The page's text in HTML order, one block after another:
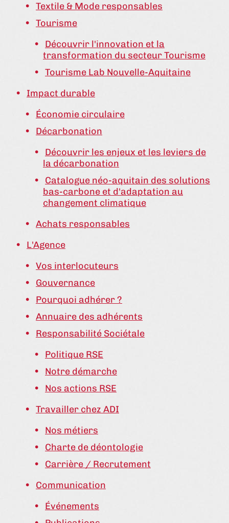
Textile & Mode responsables
Tourisme
Découvrir l'innovation et la
transformation du secteur Tourisme
Tourisme Lab Nouvelle-Aquitaine
Impact durable
Économie circulaire
Décarbonation
Découvrir les enjeux et les leviers de
la décarbonation
Catalogue néo-aquitain des solutions
bas-carbone et d'adaptation au
changement climatique
Achats responsables
L'Agence
Vos interlocuteurs
Gouvernance
Pourquoi adhérer ?
Annuaire des adhérents
Responsabilité Sociétale
Politique RSE
Notre démarche
Nos actions RSE
Travailler chez ADI
Nos métiers
Charte de déontologie
Carrière / Recrutement
Communication
Événements